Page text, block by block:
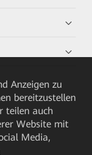
Anzeigen zu
bereitzustellen
teilen auch
Website mit
Media,